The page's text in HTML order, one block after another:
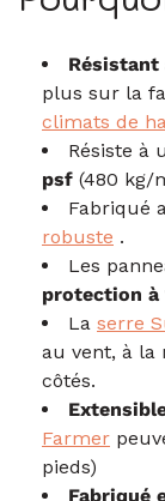
Résistant
plus sur la
climats de
Résiste à
psf (480 kg/
Fabriqué
robuste .
Les
protection à
La serre
au vent, à la
côtés.
Farmer
pieds)
Fabriqué